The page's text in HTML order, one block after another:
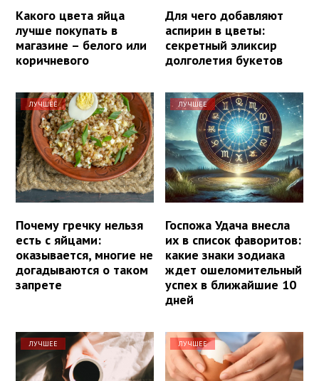
Какого цвета яйца
лучше покупать в
магазине – белого или
коричневого
Для чего добавляют
аспирин в цветы:
секретный эликсир
долголетия букетов
ЛУЧШЕЕ
Почему гречку нельзя
есть с яйцами:
оказывается, многие не
догадываются о таком
запрете
ЛУЧШЕЕ
Госпожа Удача внесла
их в список фаворитов:
какие знаки зодиака
ждет ошеломительный
успех в ближайшие 10
дней
ЛУЧШЕЕ ЛУЧШЕЕ